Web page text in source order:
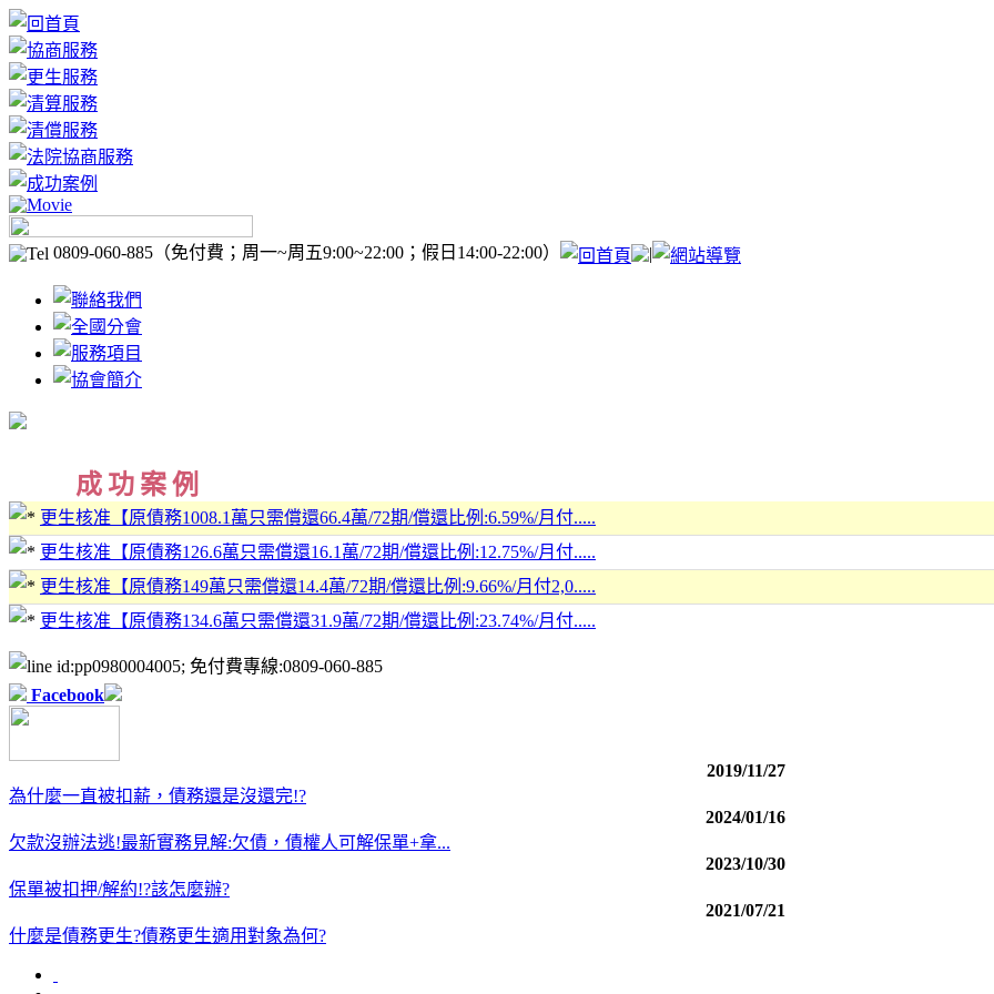
0809-060-885 （免付費；周一~周五9:00~22:00；假日14:00-22:00）
成功案例
更生核准【原債務1008.1萬只需償還66.4萬/72期/償還比例:6.59%/月付.....
更生核准【原債務126.6萬只需償還16.1萬/72期/償還比例:12.75%/月付.....
更生核准【原債務149萬只需償還14.4萬/72期/償還比例:9.66%/月付2,0.....
更生核准【原債務134.6萬只需償還31.9萬/72期/償還比例:23.74%/月付.....
更生核准【原債務424.4萬只需償還26.7萬/72期/償還比例:6.31%/月付3.....
更生核准【原債務673.9萬只需償還97.3萬/72期/償還比例:14.45%/月付.....
Facebook
2019/11/27
為什麼一直被扣薪，債務還是沒還完!?
2024/01/16
欠款沒辦法逃!最新實務見解:欠債，債權人可解保單+拿...
2023/10/30
保單被扣押/解約!?該怎麼辦?
2021/07/21
什麼是債務更生?債務更生適用對象為何?